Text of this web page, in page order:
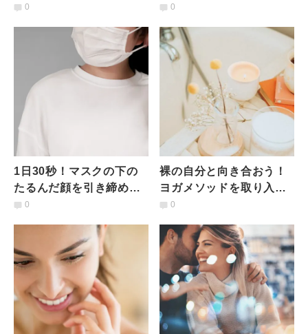
齢10歳若返りのための1
0
筋肉を鍛える簡単ヨガト
0
1日30秒！マスクの下の
たるんだ顔を引き締める
顔周りストレッチ
0
裸の自分と向き合おう！
ヨガメソッドを取り入れ
た「バスタイム美活」の
0